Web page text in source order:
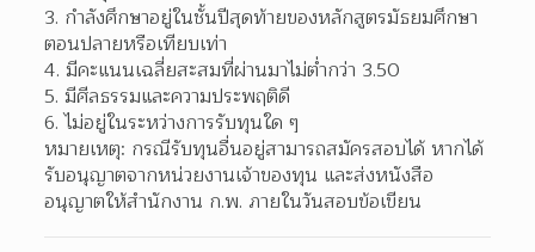
กำลังศึกษาอยู่ในชั้นปีสุดท้ายของหลักสูตรมัธยมศึกษา
ตอนปลายหรือเทียบเท่า
มีคะแนนเฉลี่ยสะสมที่ผ่านมาไม่ต่ำกว่า 3.50
มีศีลธรรมและความประพฤติดี
ไม่อยู่ในระหว่างการรับทุนใด ๆ
หมายเหตุ: กรณีรับทุนอื่นอยู่สามารถสมัครสอบได้ หากได้
รับอนุญาตจากหน่วยงานเจ้าของทุน และส่งหนังสือ
อนุญาตให้สำนักงาน ก.พ. ภายในวันสอบข้อเขียน